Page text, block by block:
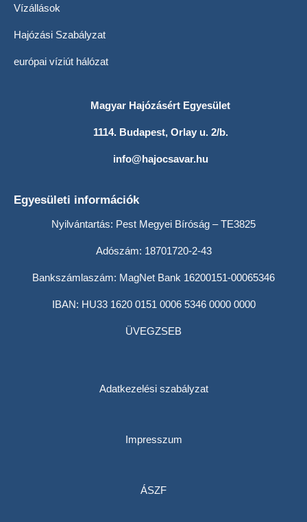
Vízállások
Hajózási Szabályzat
európai víziút hálózat
Magyar Hajózásért Egyesület
1114. Budapest, Orlay u. 2/b.
info@hajocsavar.hu
Egyesületi információk
Nyilvántartás: Pest Megyei Bíróság – TE3825
Adószám: 18701720-2-43
Bankszámlaszám: MagNet Bank 16200151-00065346
IBAN: HU33 1620 0151 0006 5346 0000 0000
ÜVEGZSEB
Adatkezelési szabályzat
Impresszum
ÁSZF